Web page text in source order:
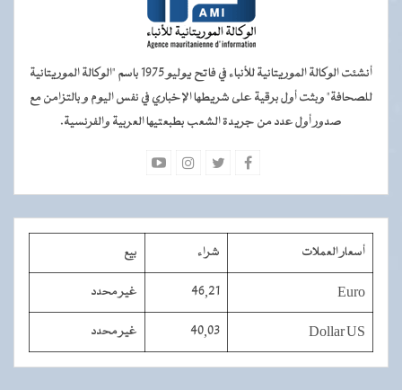
أنشئت الوكالة الموريتانية للأنباء في فاتح يوليو 1975 باسم "الوكالة الموريتانية
للصحافة" وبثت أول برقية على شريطها الإخباري في نفس اليوم و بالتزامن مع
صدور أول عدد من جريدة الشعب بطبعتيها العربية والفرنسية.
أسعار العملات شراء بيع
Euro
46,21 غير محدد
Dollar US
40,03 غير محدد